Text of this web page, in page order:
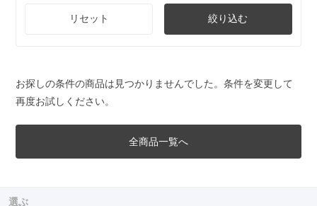
リセット 絞り込む
お探しの条件の商品は見つかりませんでした。条件を変更して
再度お試しください。
全商品一覧へ
選ぶ